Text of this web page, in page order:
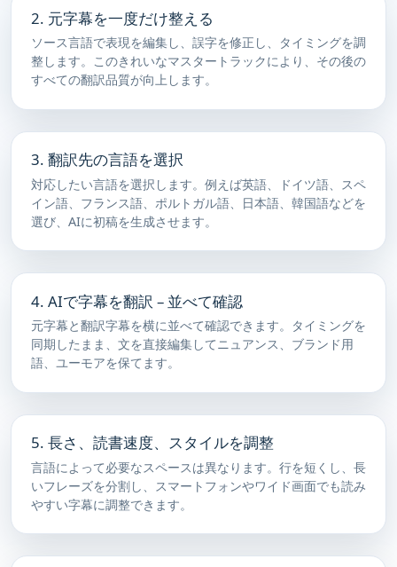
2. 元字幕を一度だけ整える
ソース言語で表現を編集し、誤字を修正し、タイミングを調
整します。このきれいなマスタートラックにより、その後の
すべての翻訳品質が向上します。
3. 翻訳先の言語を選択
対応したい言語を選択します。例えば英語、ドイツ語、スペ
イン語、フランス語、ポルトガル語、日本語、韓国語などを
選び、AIに初稿を生成させます。
4. AIで字幕を翻訳 – 並べて確認
元字幕と翻訳字幕を横に並べて確認できます。タイミングを
同期したまま、文を直接編集してニュアンス、ブランド用
語、ユーモアを保てます。
5. 長さ、読書速度、スタイルを調整
言語によって必要なスペースは異なります。行を短くし、長
いフレーズを分割し、スマートフォンやワイド画面でも読み
やすい字幕に調整できます。